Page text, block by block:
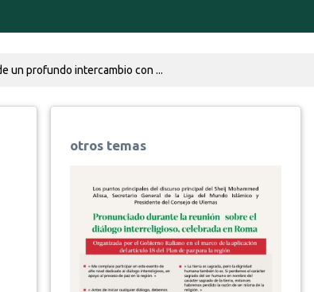
un profundo intercambio con ...
otros temas